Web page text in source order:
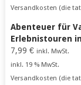
Versandkosten (die
Abenteuer für
Erlebnistouren
7,99 € inkl. MwSt.
inkl. 19 % MwSt.
Versandkosten (die